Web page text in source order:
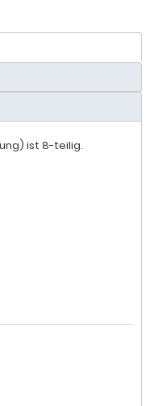
ist 8-teilig.